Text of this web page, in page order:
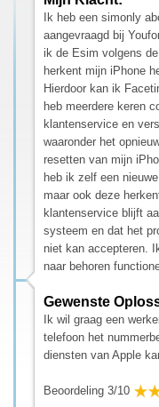
Ik heb een simonly
aangevraagd bij
ik de Esim volgens
herkent mijn iPhone
Hierdoor kan ik
heb meerdere keren
klantenservice en
waaronder het
resetten van mijn
heb ik zelf een
maar ook deze
klantenservice blijft
systeem en dat het
niet kan accepteren.
naar behoren
Gewenste
Ik wil graag een
telefoon het
diensten van Apple
Beoordeling 3/10